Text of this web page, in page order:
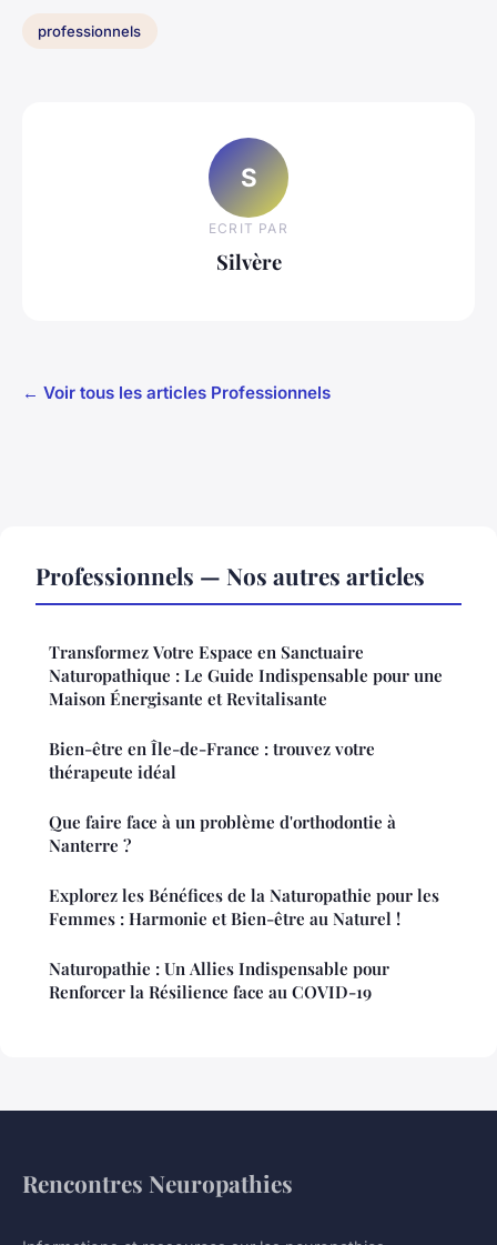
professionnels
S
ECRIT PAR
Silvère
← Voir tous les articles Professionnels
Professionnels — Nos autres articles
Transformez Votre Espace en Sanctuaire
Naturopathique : Le Guide Indispensable pour une
Maison Énergisante et Revitalisante
Bien-être en Île-de-France : trouvez votre
thérapeute idéal
Que faire face à un problème d'orthodontie à
Nanterre ?
Explorez les Bénéfices de la Naturopathie pour les
Femmes : Harmonie et Bien-être au Naturel !
Naturopathie : Un Allies Indispensable pour
Renforcer la Résilience face au COVID-19
Rencontres Neuropathies